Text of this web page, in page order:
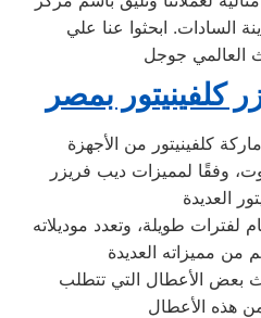
السادات. ابحثوا عنا علي
العالمي جوجل
كلفينيتور بمصر
وفقًا لمميزات ديب فريزر
لفترات طويلة، وتعدد موديلاته
بعض الأعطال التي تتطلب